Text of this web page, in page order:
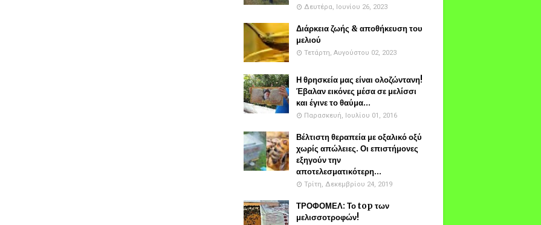
Δευτέρα, Ιουνίου 26, 2023
Διάρκεια ζωής & αποθήκευση του
μελιού
Τετάρτη, Αυγούστου 02, 2023
Η θρησκεία μας είναι ολοζώντανη!
Έβαλαν εικόνες μέσα σε μελίσσι
και έγινε το θαύμα...
Παρασκευή, Ιουλίου 01, 2016
Βέλτιστη θεραπεία με οξαλικό οξύ
χωρίς απώλειες. Οι επιστήμονες
εξηγούν την
αποτελεσματικότερη...
Τρίτη, Δεκεμβρίου 24, 2019
ΤΡΟΦΟΜΕΛ: Το top των
μελισσοτροφών!